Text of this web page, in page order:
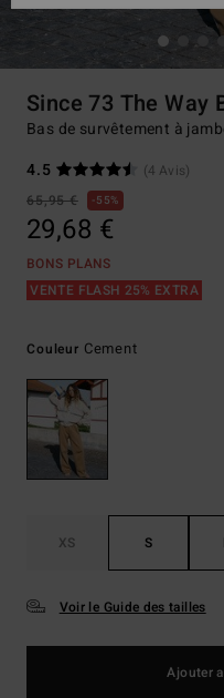
Since 73 The Way
Bas de survêtement à
4.5
(4 Avis)
65,95 €
55%
29,68 €
BONS PLANS
VENTE FLASH 25% EXTRA
Couleur Cement
XS S
Voir le Guide des tailles
Ajouter